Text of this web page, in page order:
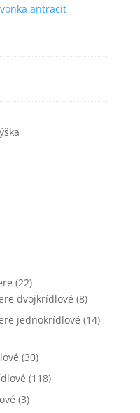
antracit
(22)
dvojkrídlové (8)
jednokrídlové (14)
(30)
(118)
(3)
spokojnosť
tieto súbory
svojich záujmov
a správania
počas návštevy
našej stránky
na zobrazenie
prispôsobeného
obsahu a